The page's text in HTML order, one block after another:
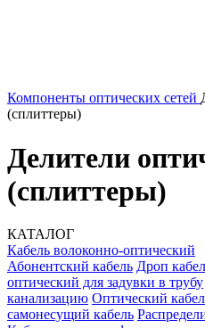
Компоненты оптических сетей
(сплиттеры)
Делители
(сплиттеры)
КАТАЛОГ
Кабель волоконно-оптический
Абонентский кабель Дроп
оптический для задувки в трубу
канализацию Оптический
самонесущий кабель